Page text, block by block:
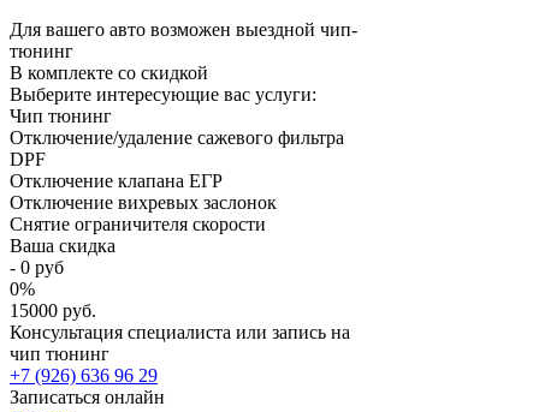
Для вашего авто возможен выездной чип-
тюнинг
В комплекте со скидкой
Выберите интересующие вас услуги:
Чип тюнинг
Отключение/удаление сажевого фильтра
DPF
Отключение клапана ЕГР
Отключение вихревых заслонок
Снятие ограничителя скорости
Ваша скидка
- 0 руб
0%
15000 руб.
Консультация специалиста или запись на
чип тюнинг
+7 (926) 636 96 29
Записаться онлайн